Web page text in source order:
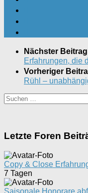
Nächster Beitrag
Erfahrungen, die
Vorheriger
Rühl –
Suchen
nach:
Letzte Foren
Copy & Close
7 Tagen
Saisonale Honorare